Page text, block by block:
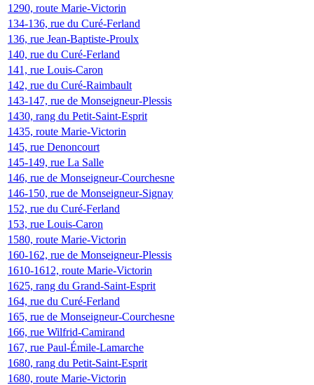
1290, route Marie-Victorin
134-136, rue du Curé-Ferland
136, rue Jean-Baptiste-Proulx
140, rue du Curé-Ferland
141, rue Louis-Caron
142, rue du Curé-Raimbault
143-147, rue de Monseigneur-Plessis
1430, rang du Petit-Saint-Esprit
1435, route Marie-Victorin
145, rue Denoncourt
145-149, rue La Salle
146, rue de Monseigneur-Courchesne
146-150, rue de Monseigneur-Signay
152, rue du Curé-Ferland
153, rue Louis-Caron
1580, route Marie-Victorin
160-162, rue de Monseigneur-Plessis
1610-1612, route Marie-Victorin
1625, rang du Grand-Saint-Esprit
164, rue du Curé-Ferland
165, rue de Monseigneur-Courchesne
166, rue Wilfrid-Camirand
167, rue Paul-Émile-Lamarche
1680, rang du Petit-Saint-Esprit
1680, route Marie-Victorin